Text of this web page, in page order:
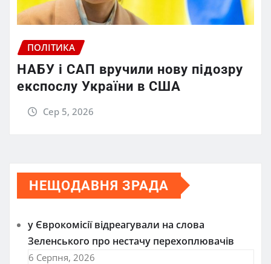
ПОЛІТИКА
НАБУ і САП вручили нову підозру
експослу України в США
Сер 5, 2026
НЕЩОДАВНЯ ЗРАДА
у Єврокомісії відреагували на слова
Зеленського про нестачу перехоплювачів
6 Серпня, 2026